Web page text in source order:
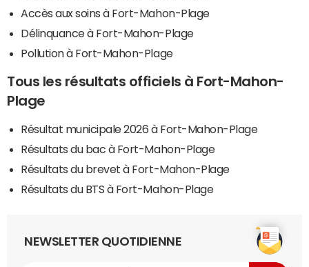
Accès aux soins à Fort-Mahon-Plage
Délinquance à Fort-Mahon-Plage
Pollution à Fort-Mahon-Plage
Tous les résultats officiels à Fort-Mahon-
Plage
Résultat municipale 2026 à Fort-Mahon-Plage
Résultats du bac à Fort-Mahon-Plage
Résultats du brevet à Fort-Mahon-Plage
Résultats du BTS à Fort-Mahon-Plage
NEWSLETTER QUOTIDIENNE